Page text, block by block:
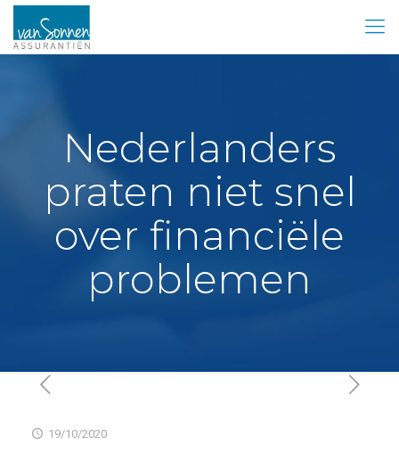
Nederlanders
praten niet snel
over financiële
problemen
19/10/2020